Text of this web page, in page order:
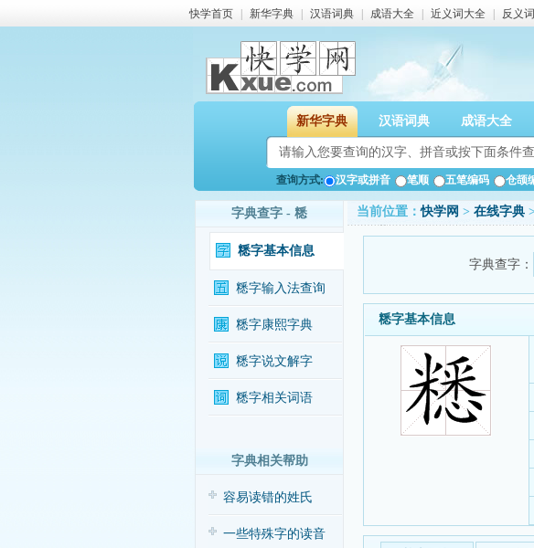
快学首页 新华字典 汉语词典 成语大全 近义词大全 反义
新华字典 汉语词典 成语大全
查询方式: 汉字或拼音 笔顺 五笔编码 仓颉
字典查字 - 䊝
䊝字基本信息
䊝字输入法查询
䊝字康熙字典
䊝字说文解字
䊝字相关词语
字典相关帮助
容易读错的姓氏
一些特殊字的读音
当前位置：快学网 > 在线字典
字典查字：
䊝字基本信息